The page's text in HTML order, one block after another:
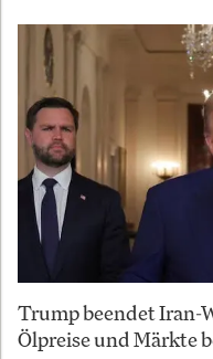
Trump beendet Iran-
Ölpreise und Märkte